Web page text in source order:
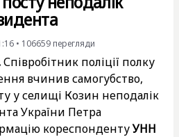
• 106659 перегляди
Співробітник поліції полку
вчинив самогубство,
у селищі Козин неподалік
України Петра
кореспондентуУНН